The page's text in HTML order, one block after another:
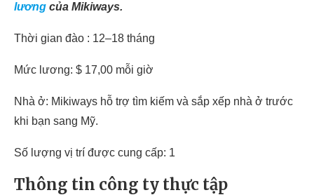
lương của Mikiways.
Thời gian đào : 12–18 tháng
Mức lương: $ 17,00 mỗi giờ
Nhà ở: Mikiways hỗ trợ tìm kiếm và sắp xếp nhà ở trước
khi bạn sang Mỹ.
Số lượng vị trí được cung cấp: 1
Thông tin công ty thực tập